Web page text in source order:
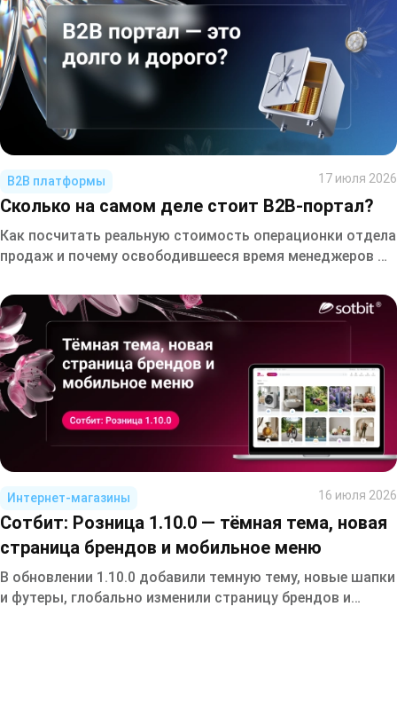
B2B платформы 17 июля 2026
Сколько на самом деле стоит B2B-портал?
Как посчитать реальную стоимость операционки отдела
продаж и почему освободившееся время менеджеров —
Интернет-магазины 16 июля 2026
Сотбит: Розница 1.10.0 — тёмная тема, новая
страница брендов и мобильное меню
В обновлении 1.10.0 добавили темную тему, новые шапки
и футеры, глобально изменили страницу брендов и